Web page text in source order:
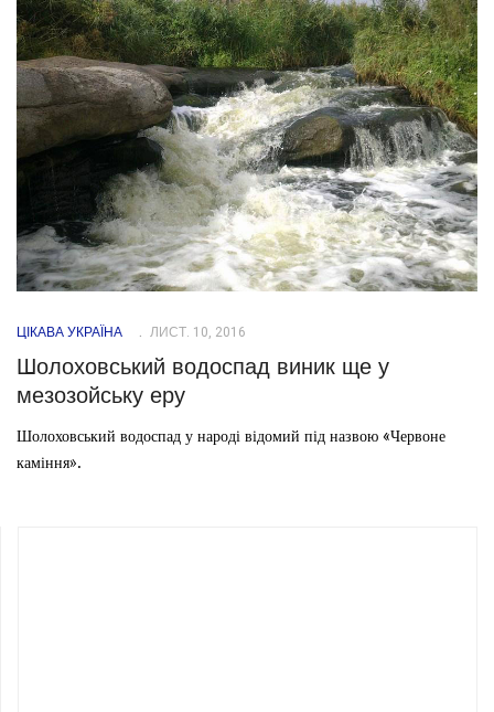
ЦІКАВА УКРАЇНА ЛИСТ. 10, 2016
Шолоховський водоспад виник ще у
мезозойську еру
Шолоховський водоспад у народі відомий під назвою «Червоне
каміння».